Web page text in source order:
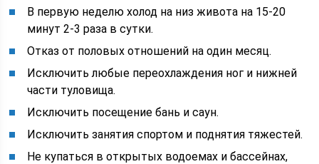
В первую неделю холод на низ живота на 15-20
минут 2-3 раза в сутки.
Отказ от половых отношений на один месяц.
Исключить любые переохлаждения ног и нижней
части туловища.
Исключить посещение бань и саун.
Исключить занятия спортом и поднятия тяжестей.
Не купаться в открытых водоемах и бассейнах,